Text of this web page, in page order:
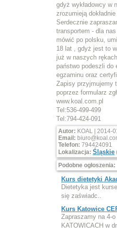
gdyż wykładowcy w
zrozumieją
Serdecznie
transportem - dla
mówić po polsku,
18 lat , gdyż jest to
już w naszych
państwo podeszli
egzaminu oraz
Zapisy przyjmujemy
poprzez formularz
www.koal.com.pl
Tel:536-499-499
Tel:794-424-091
Autor: KOAL | 2014-
Email:
Telefon: 794424091
Lokalizacja: Śląskie
Podobne ogłoszenia:
Kurs dietetyki
Dietetyka jest
się zaświadc..
Kurs Katowice
Zapraszamy na 4-
KATOWICACH w